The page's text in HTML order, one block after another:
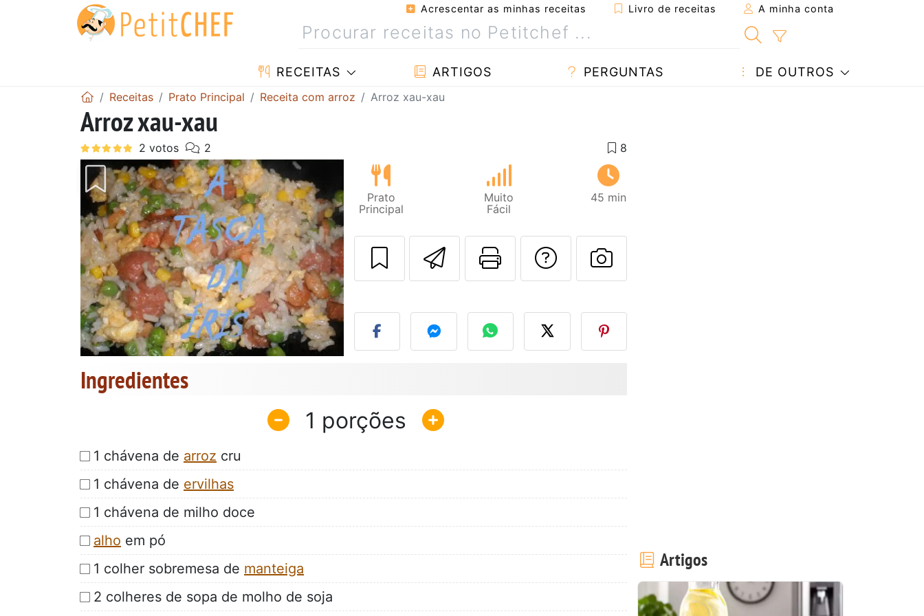
Acrescentar as minhas receitas Livro de receitas A minha conta
RECEITAS ARTIGOS PERGUNTAS DE OUTROS
Receitas Prato Principal Receita com arroz Arroz xau-xau
Arroz xau-xau
Prato
Principal
Muito
Fácil
45 min
Enviar esta receita a um amigo
Imprima esta página
Falar com o autor da receita
Fez esta receita? Compartilhe
Ingredientes
1
1 chávena de arroz cru
1 chávena de ervilhas
1 chávena de milho doce
alho em pó
1 colher sobremesa de manteiga
2 colheres de sopa de molho de soja
Artigos